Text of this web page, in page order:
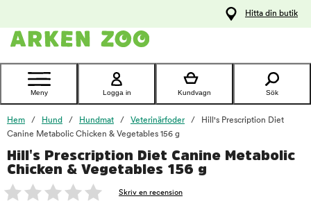
Kontakta
Hitta din butik
Meny Logga in Kundvagn Sök
Hem Hund Hundmat Veterinärfoder
Hill's Prescription Diet
Canine Metabolic Chicken & Vegetables 156 g
Hill's Prescription Diet Canine Metabolic
Chicken & Vegetables 156 g
Skriv en recension
foo